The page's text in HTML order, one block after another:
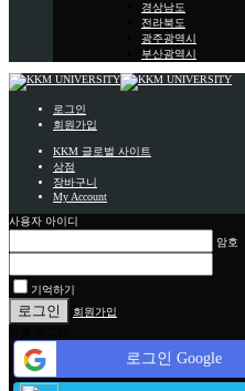
경상남도
전라북도
광주광역시
부산광역시
로그인
회원가입
KKM 글로벌 사이트
상점
장바구니
My Account
사용자 아이디
암호
기억하기
회원가입
로그인 Google